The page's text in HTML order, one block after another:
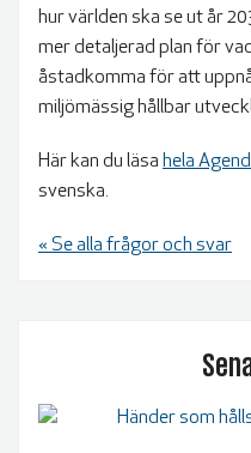
hur världen ska se ut år
mer detaljerad plan för
åstadkomma för att
miljömässig hållbar
Här kan du läsa hela
svenska.
« Se alla frågor och svar